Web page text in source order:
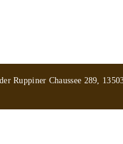
Ruppiner Chaussee 289,